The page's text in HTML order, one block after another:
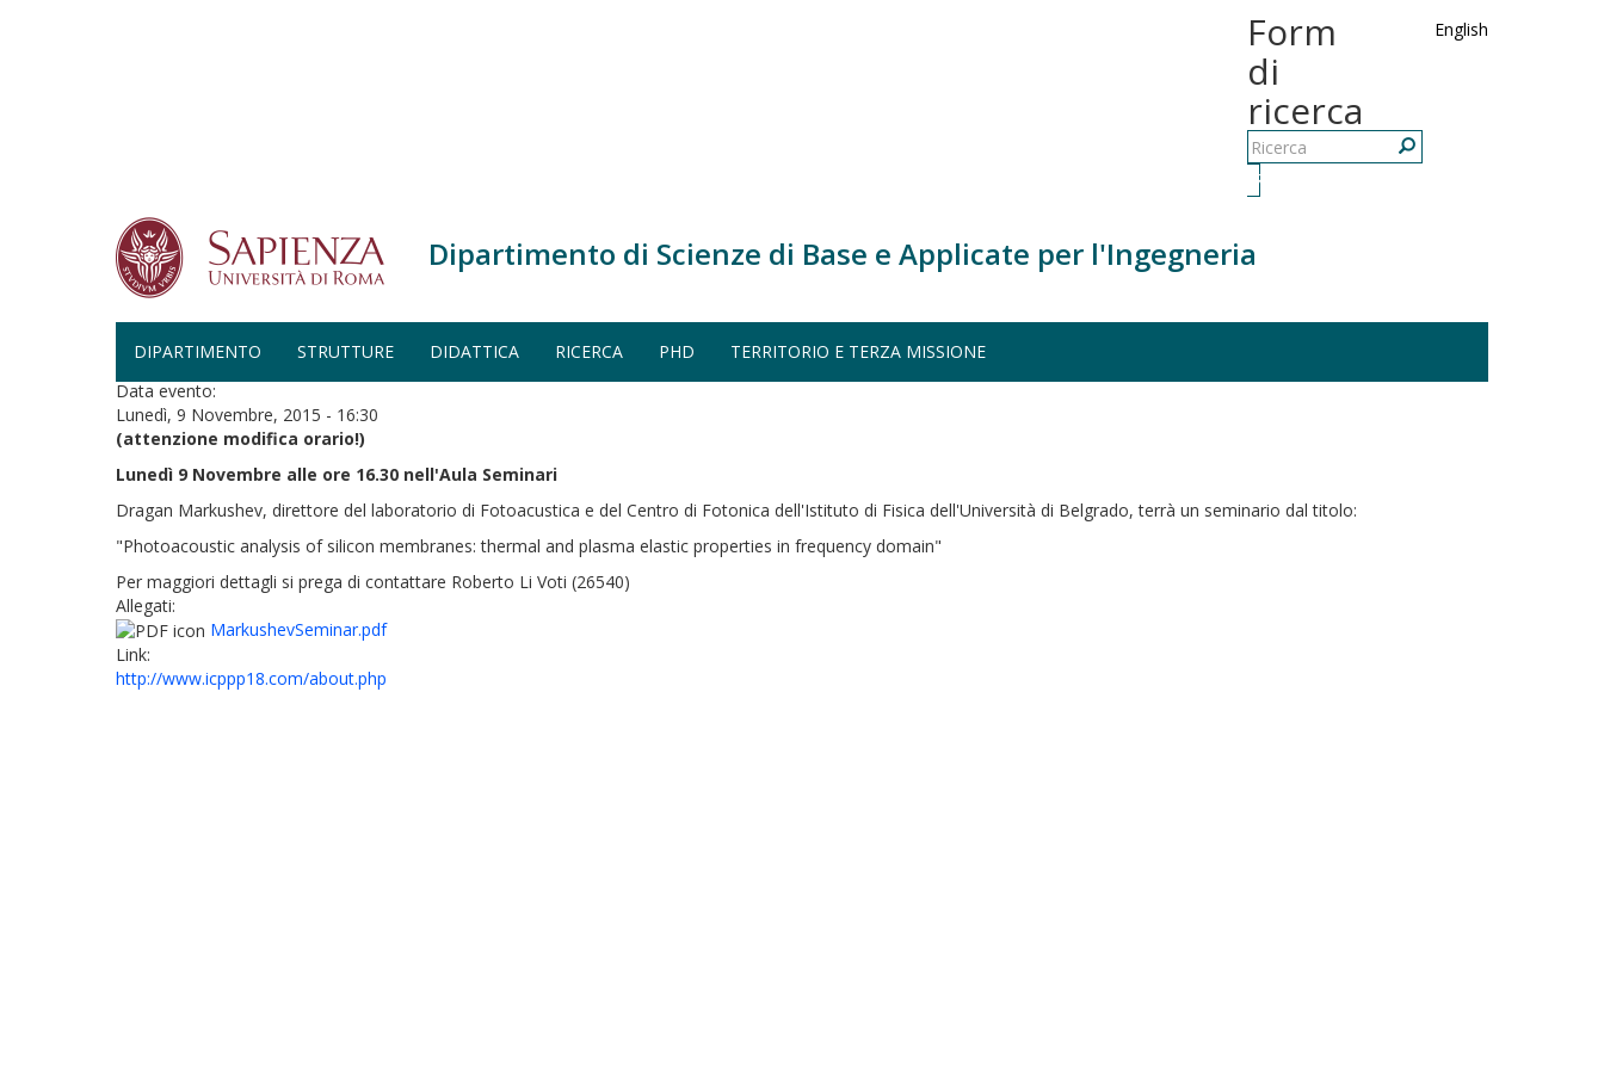
Salta al contenuto principale
English
Form
di
ricerca
Ricerca
Dipartimento di Scienze di Base e Applicate per l'Ingegneria
DIPARTIMENTO STRUTTURE DIDATTICA RICERCA PHD TERRITORIO E TERZA MISSIONE
Home
SEMINARIO
Data evento:
Lunedì, 9 Novembre, 2015 - 16:30
(attenzione modifica orario!)
Lunedì 9 Novembre alle ore 16.30 nell'Aula Seminari
Dragan Markushev, direttore del laboratorio di Fotoacustica e del Centro di Fotonica dell'Istituto di Fisica dell'Università di Belgrado, terrà un seminario dal titolo:
"Photoacoustic analysis of silicon membranes: thermal and plasma elastic properties in frequency domain"
Per maggiori dettagli si prega di contattare Roberto Li Voti (26540)
Allegati:
MarkushevSeminar.pdf
Link:
http://www.icppp18.com/about.php